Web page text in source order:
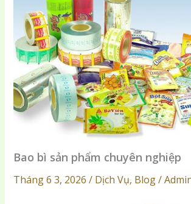
Bao bì sản phẩm chuyên nghiệp
Tháng 6 3, 2026 / Dịch Vụ, Blog /